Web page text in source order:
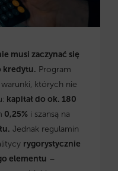
musi zaczynać się
kredytu. Program
których nie
kapitał do ok. 180
0,25%i szansą na
Jednak regulamin
rygorystycznie
elementu –